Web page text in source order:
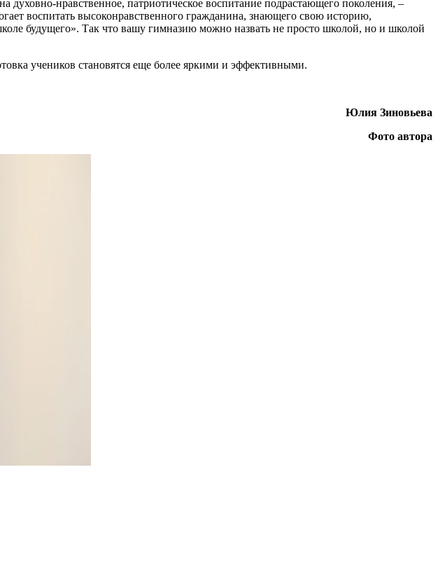
духовно-нравственное, патриотическое воспитание подрастающего поколения, –
воспитать высоконравственного гражданина, знающего свою историю,
будущего». Так что вашу гимназию можно назвать не просто школой, но и школой
учеников становятся еще более яркими и эффективными.
Юлия Зиновьева
Фото автора